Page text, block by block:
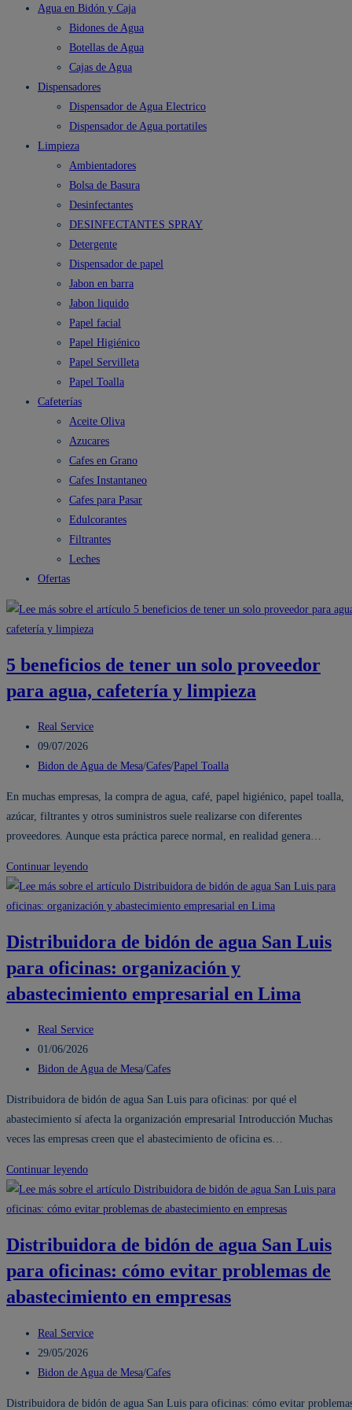
Agua en Bidón y Caja
Bidones de Agua
Botellas de Agua
Cajas de Agua
Dispensadores
Dispensador de Agua Electrico
Dispensador de Agua portatiles
Limpieza
Ambientadores
Bolsa de Basura
Desinfectantes
DESINFECTANTES SPRAY
Detergente
Dispensador de papel
Jabon en barra
Jabon liquido
Papel facial
Papel Higiénico
Papel Servilleta
Papel Toalla
Cafeterías
Aceite Oliva
Azucares
Cafes en Grano
Cafes Instantaneo
Cafes para Pasar
Edulcorantes
Filtrantes
Leches
Ofertas
5 beneficios de tener un solo proveedor
para agua, cafetería y limpieza
Autor
de
la
Real Service
Publicación
de
entrada:
09/07/2026
Categoría
Bidon de Agua de Mesa/Cafes/Papel Toalla
En muchas empresas, la compra de agua, café, papel higiénico, papel toalla,
azúcar, filtrantes y otros suministros suele realizarse con diferentes
proveedores. Aunque esta práctica parece normal, en realidad genera…
Continuar leyendo5
beneficios
de
un
solo
proveedor
para
Distribuidora de bidón de agua San Luis
para oficinas: organización y
abastecimiento empresarial en Lima
Autor
de
la
Real Service
Publicación
de
01/06/2026
Categoría
Bidon de Agua de Mesa/Cafes
Distribuidora de bidón de agua San Luis para oficinas: por qué el
abastecimiento sí afecta la organización empresarial Introducción Muchas
veces las empresas creen que el abastecimiento de oficina es…
Continuar leyendoDistribuidora
de
bidón
agua
San
Luis
para
empresarial
Distribuidora de bidón de agua San Luis
para oficinas: cómo evitar problemas de
abastecimiento en empresas
Autor
de
la
Real Service
Publicación
de
29/05/2026
Categoría
Bidon de Agua de Mesa/Cafes
Distribuidora de bidón de agua San Luis para oficinas: cómo evitar